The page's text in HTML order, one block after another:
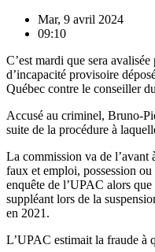
Mar, 9 avril 2024
09:10
C’est mardi que sera
d’incapacité provisoire
Québec contre le conseiller
Accusé au criminel, Bruno-
suite de la procédure à
La commission va de l’avant
faux et emploi, possession
enquête de l’UPAC alors
suppléant lors de la
en 2021.
L’UPAC estimait la fraude à